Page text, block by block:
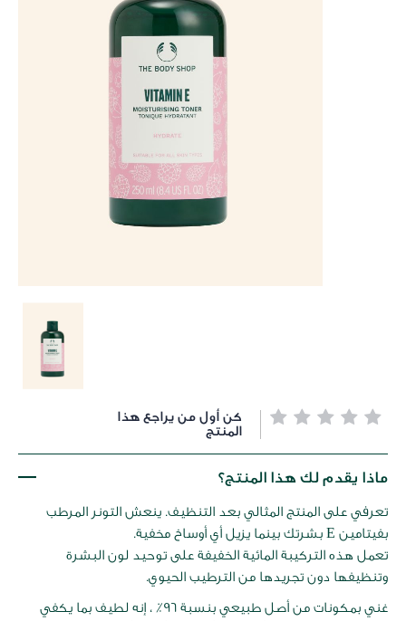
تخطي
بداية
معرض
كن أول من يراجع هذا
المنتج
ماذا يقدم لك هذا المنتج؟
تعرفي على المنتج المثالي بعد التنظيف. ينعش التونر المرطب
بفيتامين E بشرتك بينما يزيل أي أوساخ مخفية.
تعمل هذه التركيبة المائية الخفيفة على توحيد لون البشرة
وتنظيفها دون تجريدها من الترطيب الحيوي.
غني بمكونات من أصل طبيعي بنسبة 96٪ ، إنه لطيف بما يكفي